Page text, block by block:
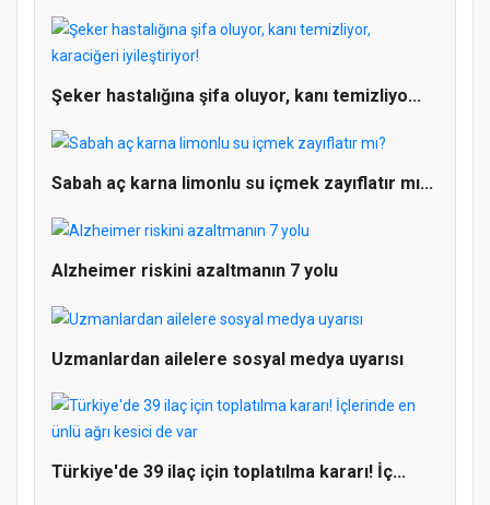
Doğanyol'da Temel Dini Bilgiler Sınavı
Gerçekleştirildi
Şeker hastalığına şifa oluyor, kanı temizliyo...
Sabah aç karna limonlu su içmek zayıflatır mı...
Alzheimer riskini azaltmanın 7 yolu
Uzmanlardan ailelere sosyal medya uyarısı
Türkiye'de 39 ilaç için toplatılma kararı! İç...